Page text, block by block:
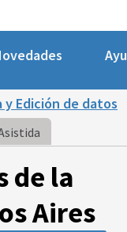
y Edición de datos
de la
Aires